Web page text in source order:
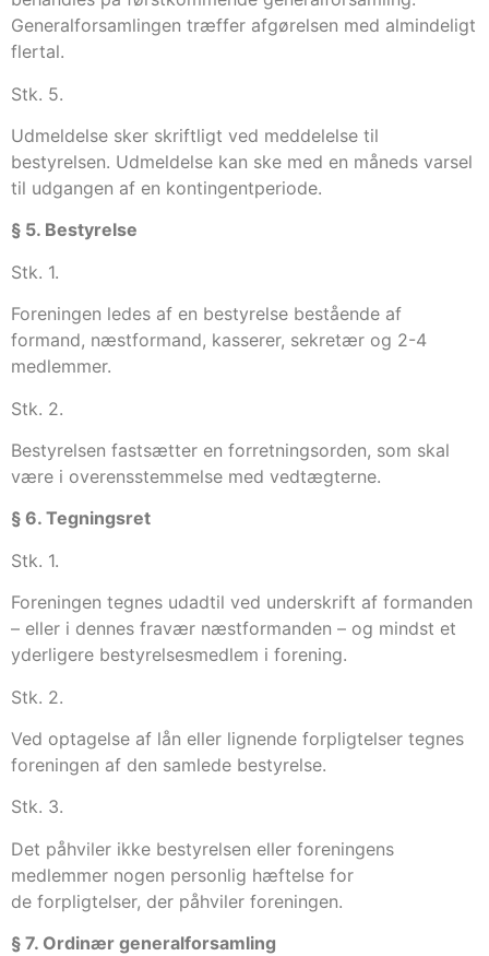
Generalforsamlingen træffer afgørelsen med almindeligt
flertal.
Stk. 5.
Udmeldelse sker skriftligt ved meddelelse til
bestyrelsen. Udmeldelse kan ske med en måneds varsel
til udgangen af en kontingentperiode.
§ 5. Bestyrelse
Stk. 1.
Foreningen ledes af en bestyrelse bestående af
formand, næstformand, kasserer, sekretær og 2-4
medlemmer.
Stk. 2.
Bestyrelsen fastsætter en forretningsorden, som skal
være i overensstemmelse med vedtægterne.
§ 6. Tegningsret
Stk. 1.
Foreningen tegnes udadtil ved underskrift af formanden
– eller i dennes fravær næstformanden – og mindst et
yderligere bestyrelsesmedlem i forening.
Stk. 2.
Ved optagelse af lån eller lignende forpligtelser tegnes
foreningen af den samlede bestyrelse.
Stk. 3.
Det påhviler ikke bestyrelsen eller foreningens
medlemmer nogen personlig hæftelse for
de forpligtelser, der påhviler foreningen.
§ 7. Ordinær generalforsamling